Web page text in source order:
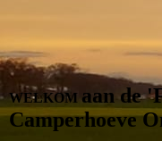
WELKOM aan de
Camperhoeve